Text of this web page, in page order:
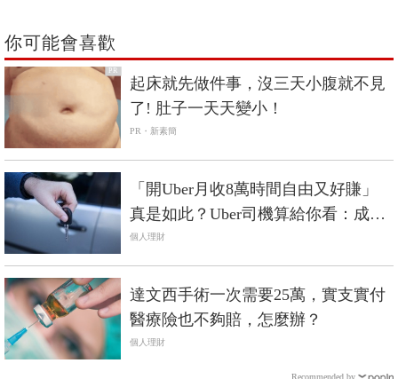
你可能會喜歡
PR
起床就先做件事，沒三天小腹就不見
了! 肚子一天天變小！
PR・新素簡
「開Uber月收8萬時間自由又好賺」
真是如此？Uber司機算給你看：成本
就佔掉3成…
個人理財
達文西手術一次需要25萬，實支實付
醫療險也不夠賠，怎麼辦？
個人理財
Recommended by